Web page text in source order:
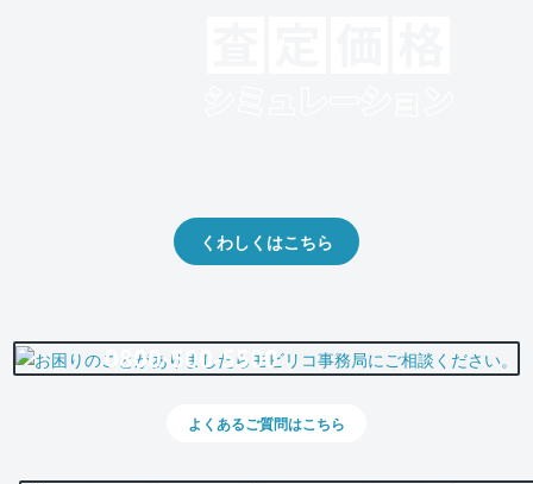
くわしくはこちら
0800-500-5500
よくあるご質問はこちら